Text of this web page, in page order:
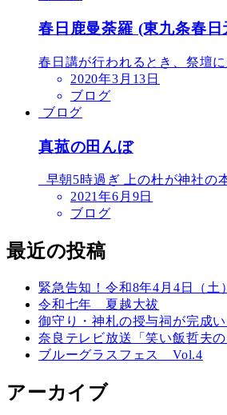
春日鹿曼荼羅 (東九条春
春日講が行われるとき、祭壇
2020年3月13日
ブログ
ブログ
真菰の田んぼ
早朝5時過ぎ 上の杜が神社の
2021年6月9日
ブログ
最近の投稿
緊急告知！令和8年4月4日（土
令和七年 夏越大祓
御守り・神札の授与祠が完成
奈良テレビ放送「笑い飯哲夫
ブルーグラスフェス Vol.4
アーカイブ